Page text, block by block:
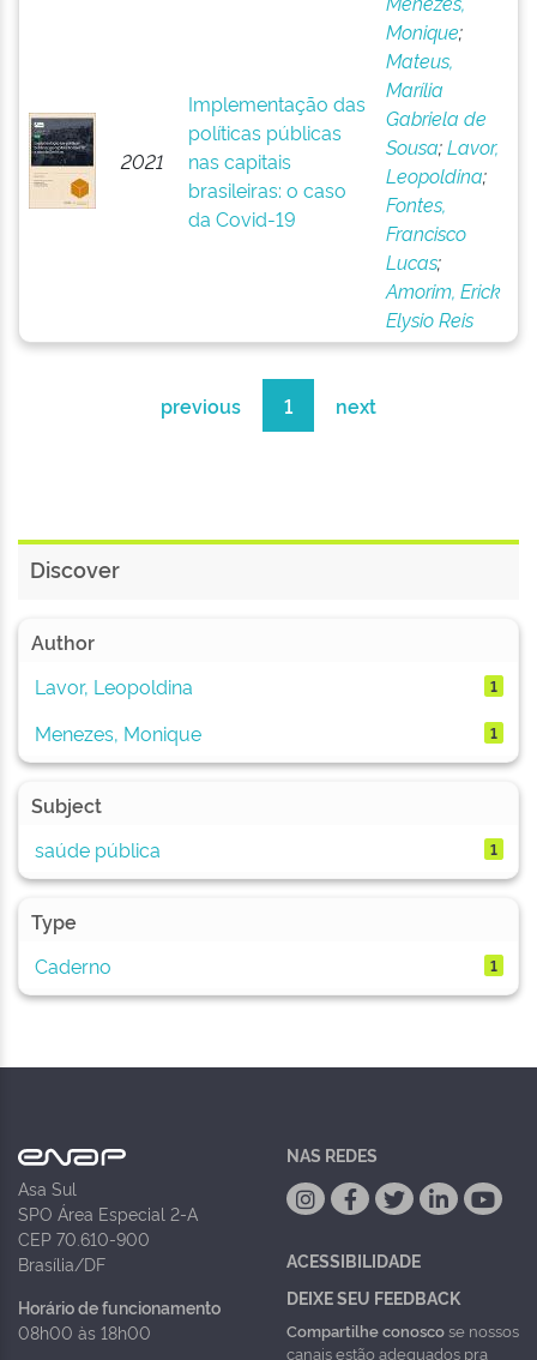
2021
Implementação das
políticas públicas
nas capitais
brasileiras: o caso
da Covid-19
Monique;
Mateus,
Marília
Gabriela de
Sousa;Lavor,
Leopoldina;
Fontes,
Francisco
Lucas;
Amorim, Erick
Elysio Reis
previous 1 next
Discover
Author
Lavor, Leopoldina
1
Menezes, Monique 1
Subject
saúde pública
1
Type
Caderno
1
Asa Sul
SPO Área Especial 2-A
CEP 70.610-900
Brasília/DF
Horário de funcionamento
08h00 às 18h00
NAS REDES
ACESSIBILIDADE
DEIXE SEU FEEDBACK
Compartilhe conoscose nossos
canais estão adequados pra